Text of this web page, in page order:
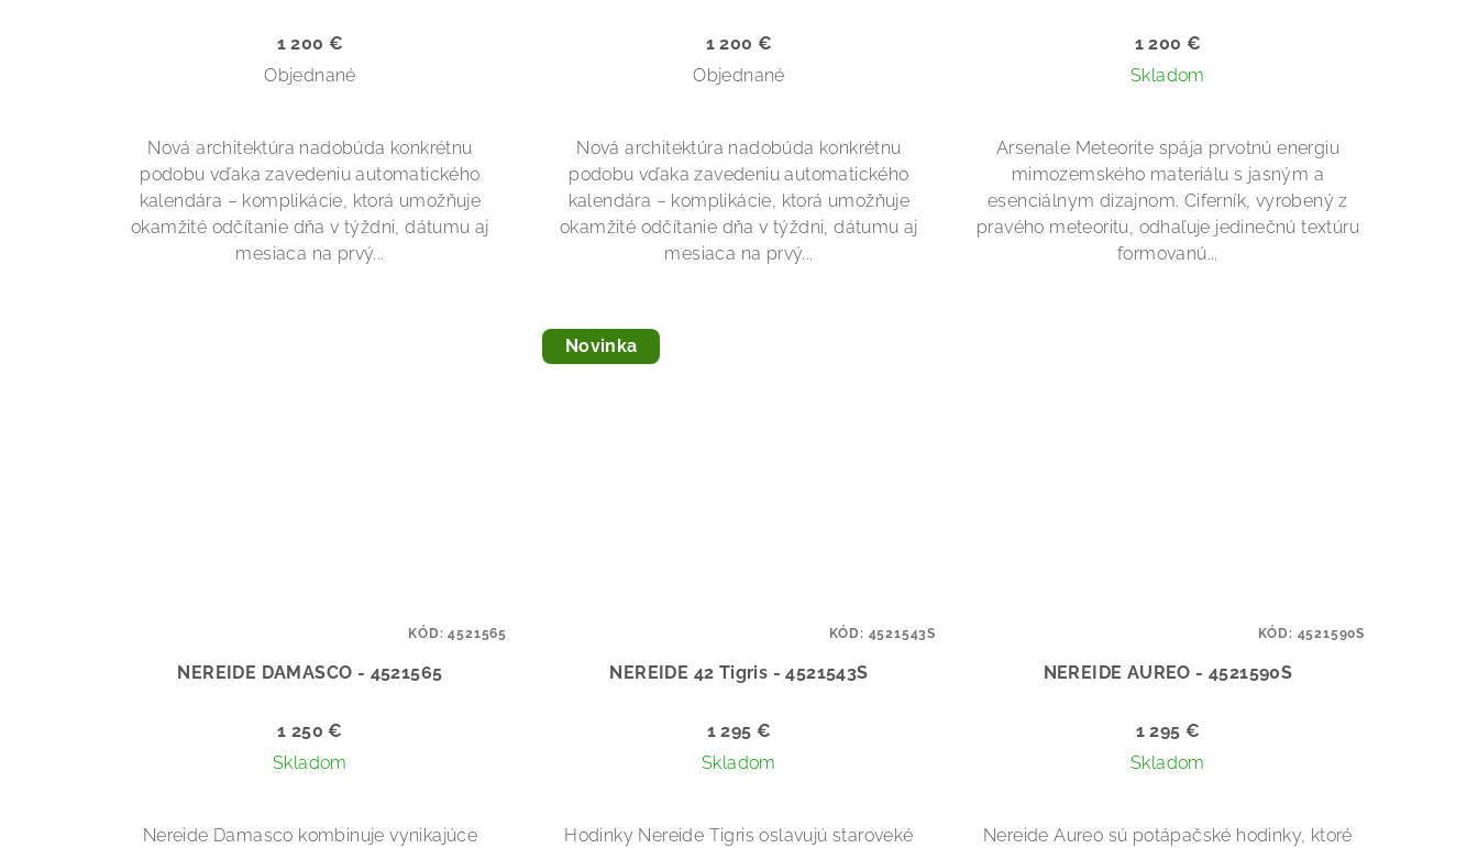
1 200 €
Objednané
Nová architektúra nadobúda konkrétnu
podobu vďaka zavedeniu automatického
kalendára – komplikácie, ktorá umožňuje
okamžité odčítanie dňa v týždni, dátumu aj
mesiaca na prvý...
1 200 €
Objednané
Nová architektúra nadobúda konkrétnu
podobu vďaka zavedeniu automatického
kalendára – komplikácie, ktorá umožňuje
okamžité odčítanie dňa v týždni, dátumu aj
mesiaca na prvý...
1 200 €
Skladom
Arsenale Meteorite spája prvotnú energiu
mimozemského materiálu s jasným a
esenciálnym dizajnom. Ciferník, vyrobený z
pravého meteoritu, odhaľuje jedinečnú textúru
formovanú...
NEREIDE DAMASCO - 4521565
1 250 €
Skladom
Nereide Damasco kombinuje vynikajúce
KÓD:4521565
Novinka
NEREIDE 42 Tigris - 4521543S
1 295 €
Skladom
Hodinky Nereide Tigris oslavujú staroveké
KÓD: 4521543S
NEREIDE AUREO - 4521590S
1 295 €
Skladom
Nereide Aureo sú potápačské hodinky, ktoré
KÓD: 4521590S